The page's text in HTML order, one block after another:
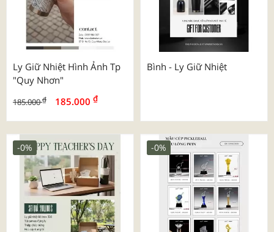
Ly Giữ Nhiệt Hình Ảnh Tp
"quy Nhơn"
185.000₫ 185.000 ₫
Bình - Ly Giữ Nhiệt
-0% -0%